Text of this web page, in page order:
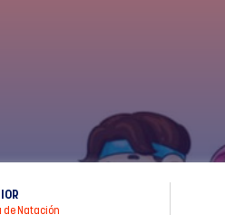
de Natación